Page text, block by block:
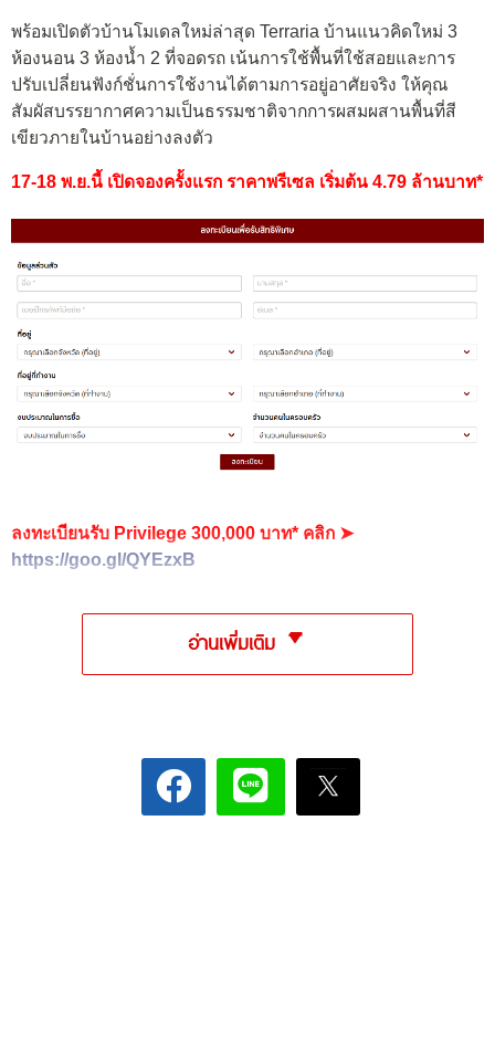
พร้อมเปิดตัวบ้านโมเดลใหม่ล่าสุด Terraria บ้านแนวคิดใหม่ 3
ห้องนอน 3 ห้องน้ำ 2 ที่จอดรถ เน้นการใช้พื้นที่ใช้สอยและการ
ปรับเปลี่ยนฟังก์ชั่นการใช้งานได้ตามการอยู่อาศัยจริง ให้คุณ
สัมผัสบรรยากาศความเป็นธรรมชาติจากการผสมผสานพื้นที่สี
เขียวภายในบ้านอย่างลงตัว
17-18 พ.ย.นี้ เปิดจองครั้งแรก ราคาพรีเซล เริ่มต้น 4.79 ล้านบาท*
ลงทะเบียนรับ Privilege 300,000 บาท* คลิก ➤
https://goo.gl/QYEzxB
อ่านเพิ่มเติม